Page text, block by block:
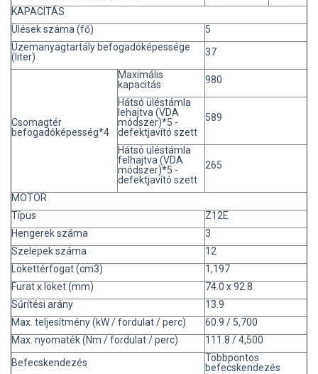
KAPACITÁS
Ülések száma (fő)
5
Üzemanyagtartály befogadóképessége
(liter)
37
Csomagtér
befogadóképesség*4
Maximális
kapacitás
980
Hátsó üléstámla
lehajtva (VDA
módszer)*5 -
defektjavító szett
589
Hátsó üléstámla
felhajtva (VDA
módszer)*5 -
defektjavító szett
265
MOTOR
Típus
Z12E
Hengerek száma
3
Szelepek száma
12
Lökettérfogat (cm3)
1,197
Furat x löket (mm)
74.0 x 92.8
Sűrítési arány
13.9
Max. teljesítmény (kW / fordulat / perc)
60.9 / 5,700
Max. nyomaték (Nm / fordulat / perc)
111.8 / 4,500
Befecskendezés
Többpontos
befecskendezés